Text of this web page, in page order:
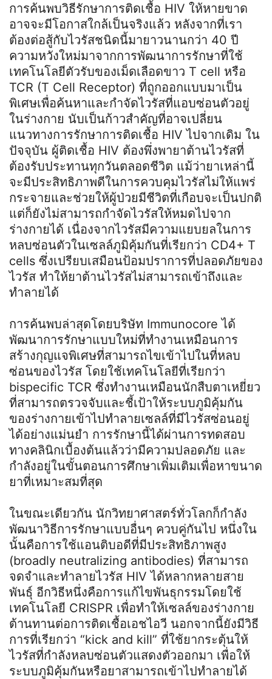
การค้นพบวิธีรักษาการติดเชื้อ HIV ให้หายขาด
อาจจะมีโอกาสใกล้เป็นจริงแล้ว หลังจากที่เรา
ต้องต่อสู้กับไวรัสชนิดนี้มายาวนานกว่า 40 ปี
ความหวังใหม่มาจากการพัฒนาการรักษาที่ใช้
เทคโนโลยีตัวรับของเม็ดเลือดขาว T cell หรือ
TCR (T Cell Receptor) ที่ถูกออกแบบมาเป็น
พิเศษเพื่อค้นหาและกำจัดไวรัสที่แอบซ่อนตัวอยู่
ในร่างกาย นับเป็นก้าวสำคัญที่อาจเปลี่ยน
แนวทางการรักษาการติดเชื้อ HIV ไปจากเดิม ใน
ปัจจุบัน ผู้ติดเชื้อ HIV ต้องพึ่งพายาต้านไวรัสที่
ต้องรับประทานทุกวันตลอดชีวิต แม้ว่ายาเหล่านี้
จะมีประสิทธิภาพดีในการควบคุมไวรัสไม่ให้แพร่
กระจายและช่วยให้ผู้ป่วยมีชีวิตที่เกือบจะเป็นปกติ
แต่ก็ยังไม่สามารถกำจัดไวรัสให้หมดไปจาก
ร่างกายได้ เนื่องจากไวรัสมีความแยบยลในการ
หลบซ่อนตัวในเซลล์ภูมิคุ้มกันที่เรียกว่า CD4+ T
cells ซึ่งเปรียบเสมือนป้อมปราการที่ปลอดภัยของ
ไวรัส ทำให้ยาต้านไวรัสไม่สามารถเข้าถึงและ
ทำลายได้
การค้นพบล่าสุดโดยบริษัท Immunocore ได้
พัฒนาการรักษาแบบใหม่ที่ทำงานเหมือนการ
สร้างกุญแจพิเศษที่สามารถไขเข้าไปในที่หลบ
ซ่อนของไวรัส โดยใช้เทคโนโลยีที่เรียกว่า
bispecific TCR ซึ่งทำงานเหมือนนักสืบตาเหยี่ยว
ที่สามารถตรวจจับและชี้เป้าให้ระบบภูมิคุ้มกัน
ของร่างกายเข้าไปทำลายเซลล์ที่มีไวรัสซ่อนอยู่
ได้อย่างแม่นยำ การรักษานี้ได้ผ่านการทดสอบ
ทางคลินิกเบื้องต้นแล้วว่ามีความปลอดภัย และ
กำลังอยู่ในขั้นตอนการศึกษาเพิ่มเติมเพื่อหาขนาด
ยาที่เหมาะสมที่สุด
ในขณะเดียวกัน นักวิทยาศาสตร์ทั่วโลกก็กำลัง
พัฒนาวิธีการรักษาแบบอื่นๆ ควบคู่กันไป หนึ่งใน
นั้นคือการใช้แอนติบอดีที่มีประสิทธิภาพสูง
(broadly neutralizing antibodies) ที่สามารถ
จดจำและทำลายไวรัส HIV ได้หลากหลายสาย
พันธุ์ อีกวิธีหนึ่งคือการแก้ไขพันธุกรรมโดยใช้
เทคโนโลยี CRISPR เพื่อทำให้เซลล์ของร่างกาย
ต้านทานต่อการติดเชื้อเอชไอวี นอกจากนี้ยังมีวิธี
การที่เรียกว่า “kick and kill” ที่ใช้ยากระตุ้นให้
ไวรัสที่กำลังหลบซ่อนตัวแสดงตัวออกมา เพื่อให้
ระบบภูมิคุ้มกันหรือยาสามารถเข้าไปทำลายได้